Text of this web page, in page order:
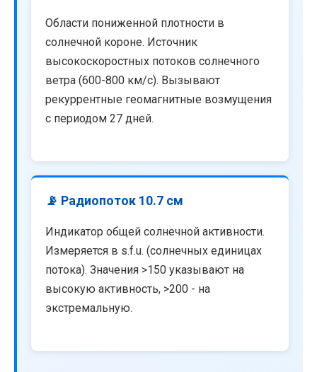
Области пониженной плотности в
солнечной короне. Источник
высокоскоростных потоков солнечного
ветра (600-800 км/с). Вызывают
рекуррентные геомагнитные возмущения
с периодом 27 дней.
📡 Радиопоток 10.7 см
Индикатор общей солнечной активности.
Измеряется в s.f.u. (солнечных единицах
потока). Значения >150 указывают на
высокую активность, >200 - на
экстремальную.